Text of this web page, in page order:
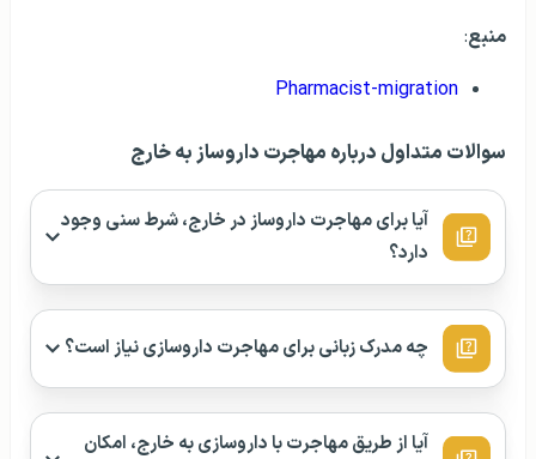
منبع:
Pharmacist-migration
سوالات متداول درباره مهاجرت داروساز به خارج
آیا برای مهاجرت داروساز در خارج، شرط سنی وجود
دارد؟
چه مدرک زبانی برای مهاجرت داروسازی نیاز است؟
آیا از طریق مهاجرت با داروسازی به خارج، امکان